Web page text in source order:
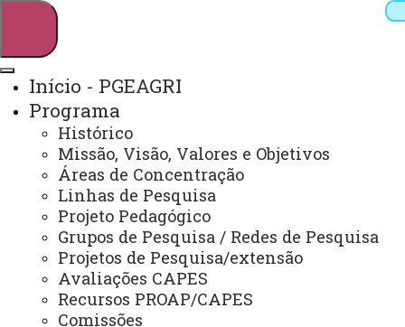
Webmail Sistemas
Arquivo Virtual
Campus
Início - PGEAGRI
Programa
Histórico
Missão, Visão, Valores e Objetivos
Áreas de Concentração
Linhas de Pesquisa
Projeto Pedagógico
Grupos de Pesquisa / Redes de Pesquisa
Projetos de Pesquisa/extensão
Avaliações CAPES
Recursos PROAP/CAPES
Comissões